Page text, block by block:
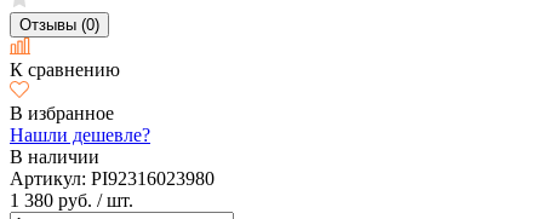
Отзывы (0)
К сравнению
В избранное
Нашли дешевле?
В наличии
Артикул: PI92316023980
1 380 руб. / шт.